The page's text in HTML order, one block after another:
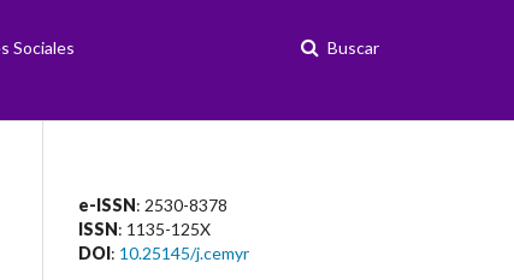
Sociales Buscar
e-ISSN: 2530-8378
ISSN: 1135-125X
DOI: 10.25145/j.cemyr